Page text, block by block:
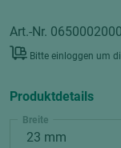
Art.-Nr.
Bitte einloggen um
Produktdetails
Breite